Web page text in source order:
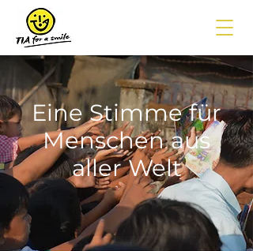
Eine Stimme für
Menschen aus
aller Welt